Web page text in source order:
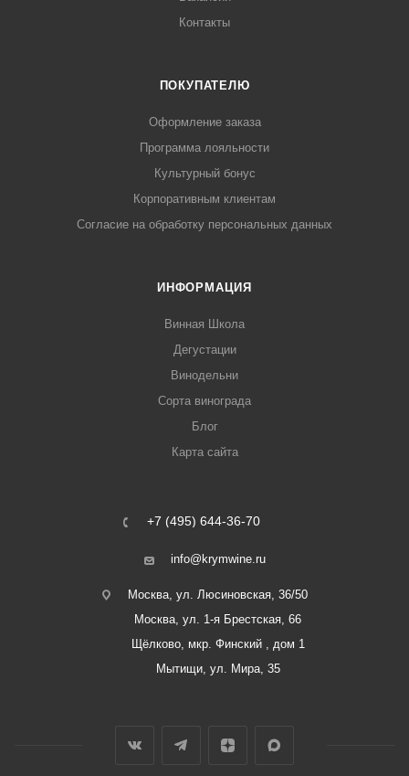
Контакты
ПОКУПАТЕЛЮ
Оформление заказа
Программа лояльности
Культурный бонус
Корпоративным клиентам
Согласие на обработку персональных данных
ИНФОРМАЦИЯ
Винная Школа
Дегустации
Винодельни
Сорта винограда
Блог
Карта сайта
+7 (495) 644-36-70
info@krymwine.ru
Москва, ул. Люсиновская, 36/50
Москва, ул. 1-я Брестская, 66
Щёлково, мкр. Финский , дом 1
Мытищи, ул. Мира, 35